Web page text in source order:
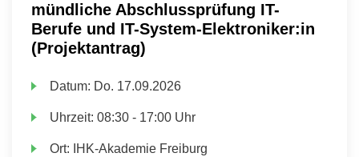
mündliche Abschlussprüfung IT-
Berufe und IT-System-Elektroniker:in
(Projektantrag)
Datum: Do. 17.09.2026
Uhrzeit:08:30 - 17:00 Uhr
Ort: IHK-Akademie Freiburg